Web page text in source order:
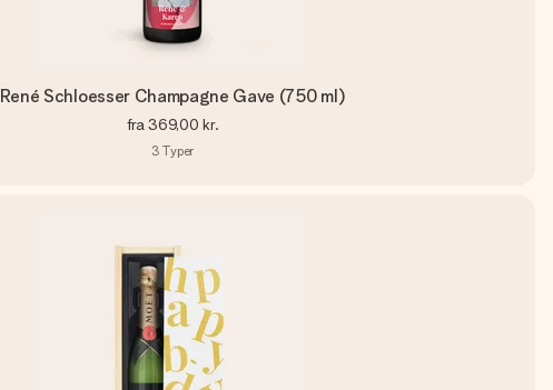
René Schloesser Champagne Gave (750 ml)
fra 369,00 kr.
3 Typer